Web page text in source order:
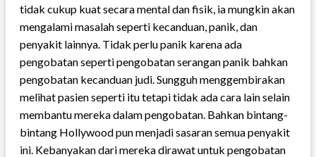
tidak cukup kuat secara mental dan fisik, ia mungkin akan
mengalami masalah seperti kecanduan, panik, dan
penyakit lainnya. Tidak perlu panik karena ada
pengobatan seperti pengobatan serangan panik bahkan
pengobatan kecanduan judi. Sungguh menggembirakan
melihat pasien seperti itu tetapi tidak ada cara lain selain
membantu mereka dalam pengobatan. Bahkan bintang-
bintang Hollywood pun menjadi sasaran semua penyakit
ini. Kebanyakan dari mereka dirawat untuk pengobatan